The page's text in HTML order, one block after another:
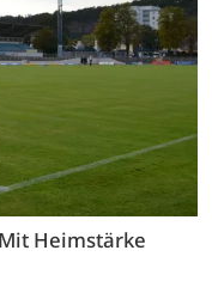
Heimstärke